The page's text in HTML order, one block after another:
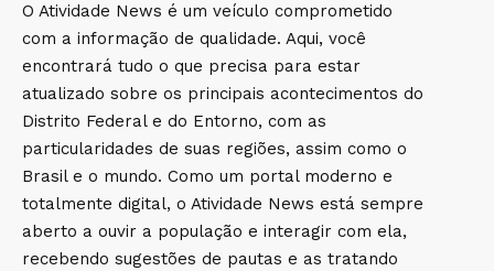
O Atividade News é um veículo comprometido
com a informação de qualidade. Aqui, você
encontrará tudo o que precisa para estar
atualizado sobre os principais acontecimentos do
Distrito Federal e do Entorno, com as
particularidades de suas regiões, assim como o
Brasil e o mundo. Como um portal moderno e
totalmente digital, o Atividade News está sempre
aberto a ouvir a população e interagir com ela,
recebendo sugestões de pautas e as tratando